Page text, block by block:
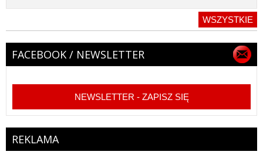
WSZYSTKIE
FACEBOOK / NEWSLETTER
NEWSLETTER - ZAPISZ SIĘ
REKLAMA